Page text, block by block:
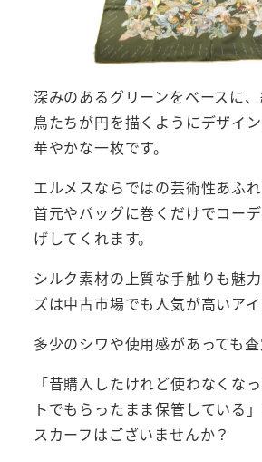
深みのあるグリーンをベースに
鳥たちが円を描くようにデザイ
華やかな一枚です。
エルメスならではの芸術性あふれ
首元やバッグに巻くだけでコー
げしてくれます。
シルク素材の上質な手触りも魅
ズは中古市場でも人気が高いアイ
多少のシワや使用感があっても
「昔購入したけれど使わなくな
トでもらったまま保管している
スカーフはございませんか？